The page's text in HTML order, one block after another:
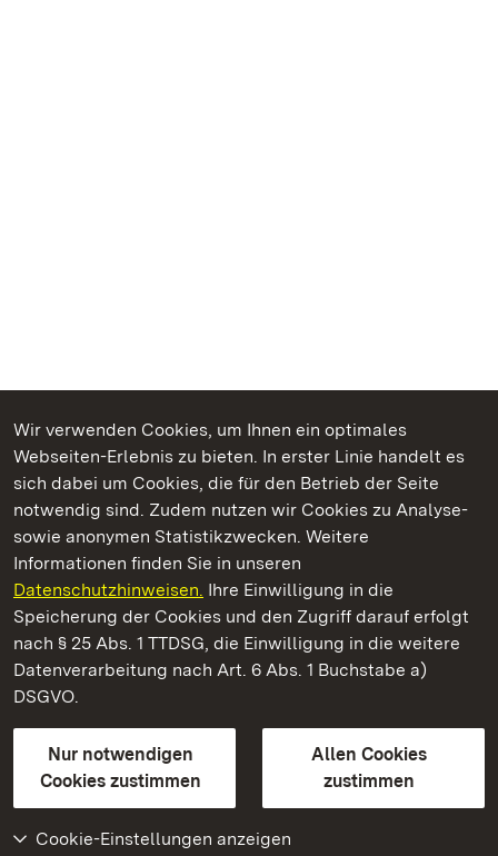
Wir verwenden Cookies, um Ihnen ein optimales
Webseiten-Erlebnis zu bieten. In erster Linie handelt es
sich dabei um Cookies, die für den Betrieb der Seite
notwendig sind. Zudem nutzen wir Cookies zu Analyse-
sowie anonymen Statistikzwecken. Weitere
Informationen finden Sie in unseren
Datenschutzhinweisen. Ihre Einwilligung in die
Speicherung der Cookies und den Zugriff darauf erfolgt
nach § 25 Abs. 1 TTDSG, die Einwilligung in die weitere
Datenverarbeitung nach Art. 6 Abs. 1 Buchstabe a)
DSGVO.
Nur notwendigen
Cookies zustimmen
Allen Cookies
zustimmen
Cookie-Einstellungen anzeigen
Kommen. Staunen. Genießen.
Residenzschloss Ludwigsburg
Staatliche Schlösser und Gärten Baden-Württemberg
Kontakt
GebärdenspracheLeichte Sprache
Erklärung zur Barrierefreiheit
BITV-konform (geprüfte Seiten)
Weiteres